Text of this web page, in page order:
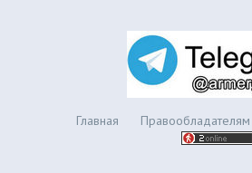
Главная Правообладателям